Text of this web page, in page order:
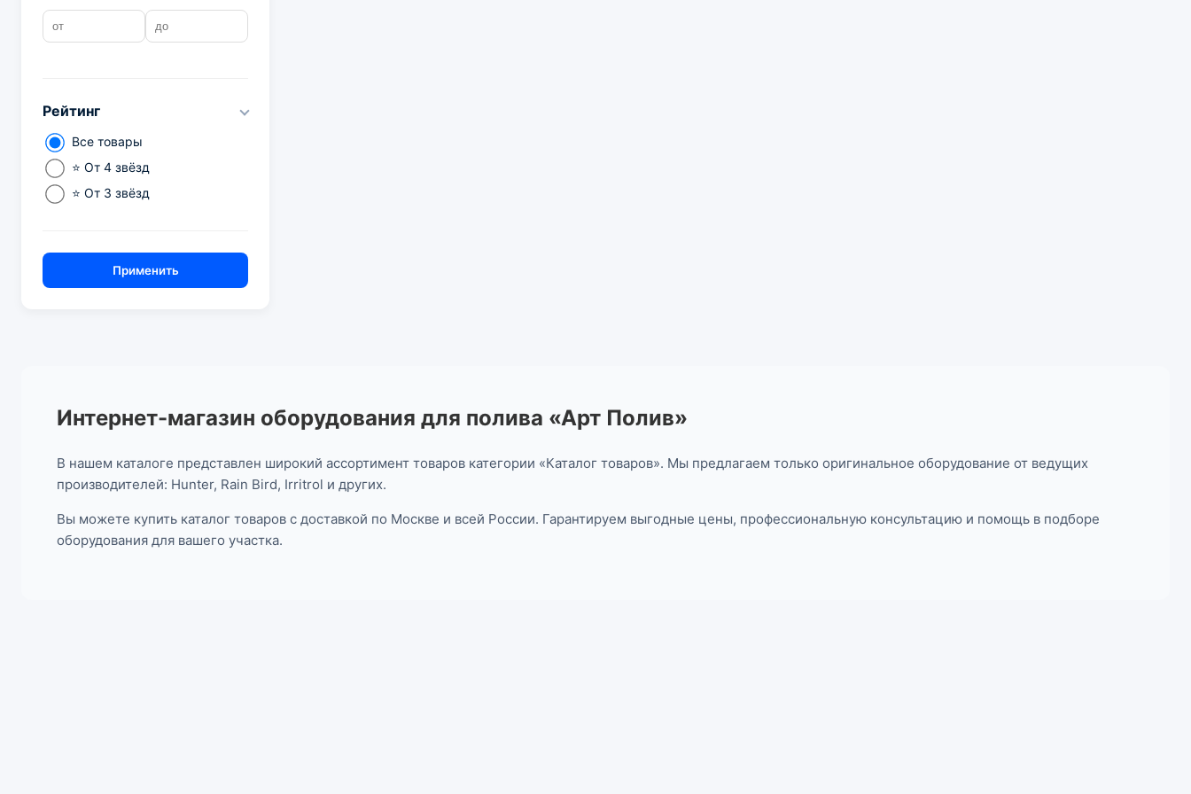
Рейтинг
Все товары
⭐ От 4 звёзд
⭐ От 3 звёзд
Применить
Интернет-магазин оборудования для полива «Арт Полив»
В нашем каталоге представлен широкий ассортимент товаров категории «Каталог товаров». Мы предлагаем только оригинальное оборудование от ведущих
производителей: Hunter, Rain Bird, Irritrol и других.
Вы можете купить каталог товаров с доставкой по Москве и всей России. Гарантируем выгодные цены, профессиональную консультацию и помощь в подборе
оборудования для вашего участка.